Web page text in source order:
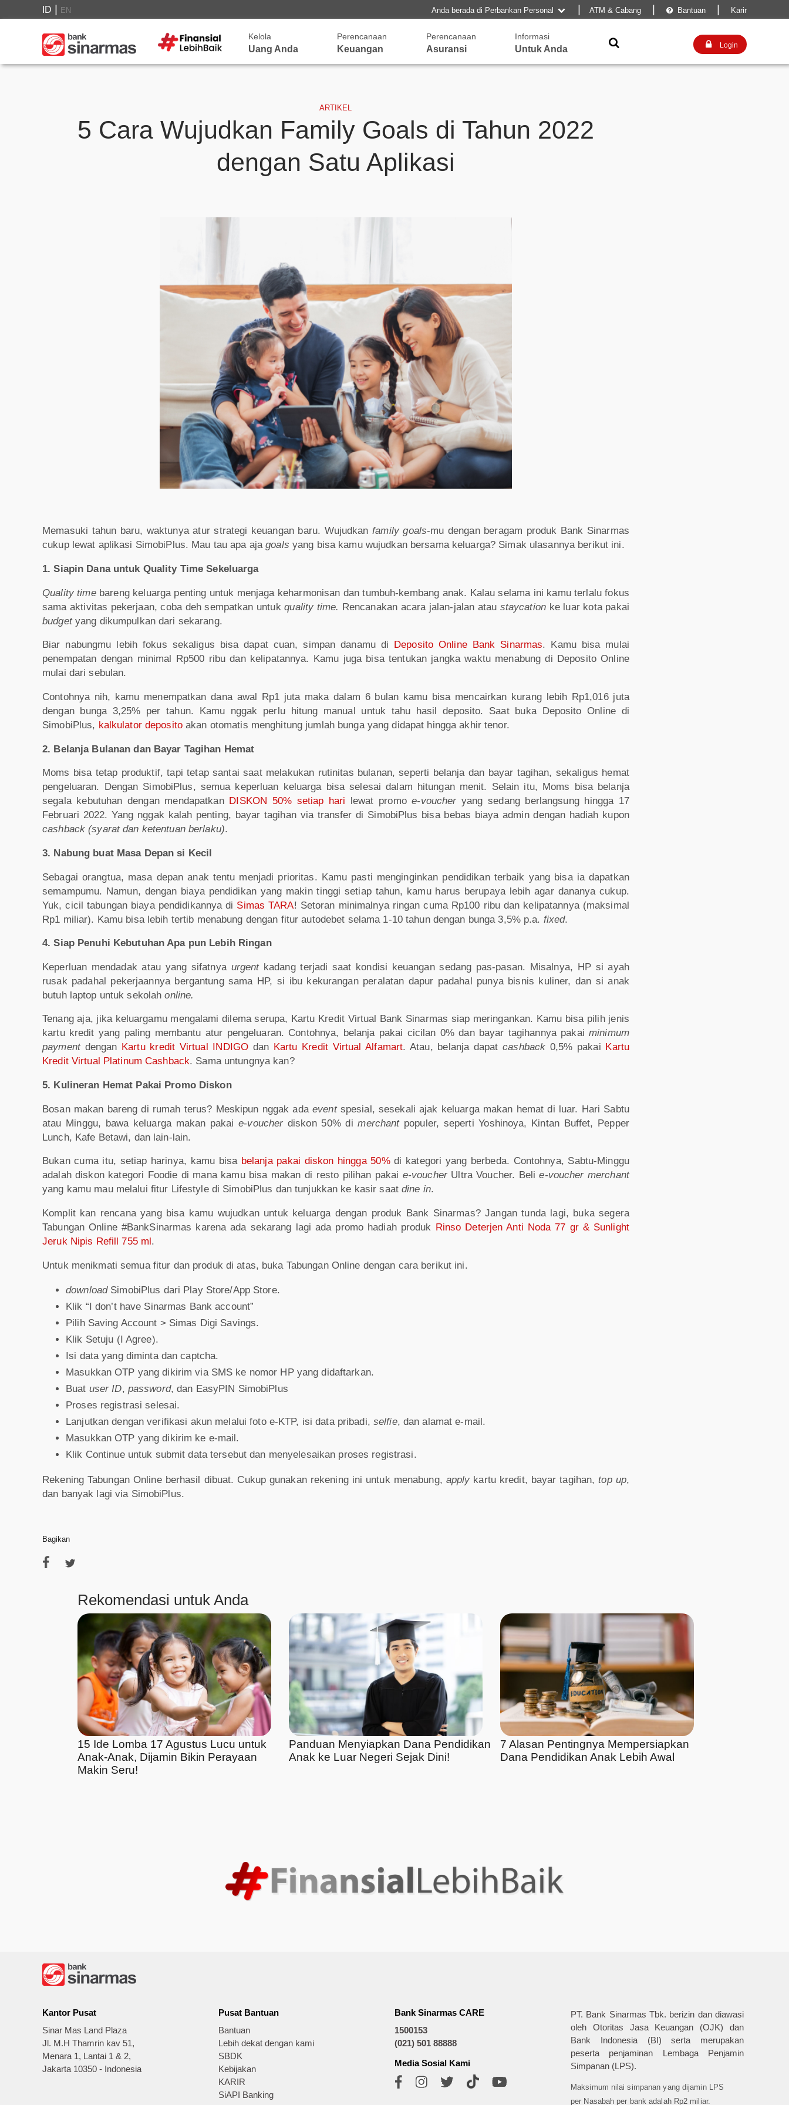
ID EN Anda berada di Perbankan Personal  |ATM & Cabang  Bantuan Karir
Kelola
Uang Anda
Perencanaan
Keuangan
Perencanaan
Asuransi
Informasi
Untuk Anda
  Login
ARTIKEL
5 Cara Wujudkan Family Goals di Tahun 2022
dengan Satu Aplikasi
Memasuki tahun baru, waktunya atur strategi keuangan baru. Wujudkanfamily goals-mu dengan beragam produk Bank Sinarmas
cukup lewat aplikasi SimobiPlus. Mau tau apa ajagoals yang bisa kamu wujudkan bersama keluarga? Simak ulasannya berikut ini.
1. Siapin Dana untuk Quality Time Sekeluarga
Quality timebareng keluarga penting untuk menjaga keharmonisan dan tumbuh-kembang anak. Kalau selama ini kamu terlalu fokus
sama aktivitas pekerjaan, coba deh sempatkan untukquality time. Rencanakan acara jalan-jalan atau staycation ke luar kota pakai
budget yang dikumpulkan dari sekarang.
Biar nabungmu lebih fokus sekaligus bisa dapat cuan, simpan danamu di Deposito Online Bank Sinarmas. Kamu bisa mulai
penempatan dengan minimal Rp500 ribu dan kelipatannya. Kamu juga bisa tentukan jangka waktu menabung di Deposito Online
mulai dari sebulan.
Contohnya nih, kamu menempatkan dana awal Rp1 juta maka dalam 6 bulan kamu bisa mencairkan kurang lebih Rp1,016 juta
dengan bunga 3,25% per tahun. Kamu nggak perlu hitung manual untuk tahu hasil deposito. Saat buka Deposito Online di
SimobiPlus, kalkulator depositoakan otomatis menghitung jumlah bunga yang didapat hingga akhir tenor.
2. Belanja Bulanan dan Bayar Tagihan Hemat
Moms bisa tetap produktif, tapi tetap santai saat melakukan rutinitas bulanan, seperti belanja dan bayar tagihan, sekaligus hemat
pengeluaran. Dengan SimobiPlus, semua keperluan keluarga bisa selesai dalam hitungan menit. Selain itu, Moms bisa belanja
segala kebutuhan dengan mendapatkan DISKON 50% setiap hari lewat promoe-voucher yang sedang berlangsung hingga 17
Februari 2022. Yang nggak kalah penting, bayar tagihan via transfer di SimobiPlus bisa bebas biaya admin dengan hadiah kupon
cashback (syarat dan ketentuan berlaku).
3. Nabung buat Masa Depan si Kecil
Sebagai orangtua, masa depan anak tentu menjadi prioritas. Kamu pasti menginginkan pendidikan terbaik yang bisa ia dapatkan
semampumu. Namun, dengan biaya pendidikan yang makin tinggi setiap tahun, kamu harus berupaya lebih agar dananya cukup.
Yuk, cicil tabungan biaya pendidikannya di Simas TARA! Setoran minimalnya ringan cuma Rp100 ribu dan kelipatannya (maksimal
Rp1 miliar). Kamu bisa lebih tertib menabung dengan fitur autodebet selama 1-10 tahun dengan bunga 3,5% p.a. fixed.
4. Siap Penuhi Kebutuhan Apa pun Lebih Ringan
Keperluan mendadak atau yang sifatnya urgentkadang terjadi saat kondisi keuangan sedang pas-pasan. Misalnya, HP si ayah
rusak padahal pekerjaannya bergantung sama HP, si ibu kekurangan peralatan dapur padahal punya bisnis kuliner, dan si anak
butuh laptop untuk sekolahonline.
Tenang aja, jika keluargamu mengalami dilema serupa, Kartu Kredit Virtual Bank Sinarmas siap meringankan. Kamu bisa pilih jenis
kartu kredit yang paling membantu atur pengeluaran. Contohnya, belanja pakai cicilan 0% dan bayar tagihannya pakaiminimum
payment dengan Kartu kredit Virtual INDIGO dan Kartu Kredit Virtual Alfamart. Atau, belanja dapatcashback 0,5% pakai Kartu
Kredit Virtual Platinum Cashback. Sama untungnya kan?
5. Kulineran Hemat Pakai Promo Diskon
Bosan makan bareng di rumah terus? Meskipun nggak adaeventspesial, sesekali ajak keluarga makan hemat di luar. Hari Sabtu
atau Minggu, bawa keluarga makan pakaie-voucher diskon 50% dimerchant populer, seperti Yoshinoya, Kintan Buffet, Pepper
Lunch, Kafe Betawi, dan lain-lain.
Bukan cuma itu, setiap harinya, kamu bisa belanja pakai diskon hingga 50%di kategori yang berbeda. Contohnya, Sabtu-Minggu
adalah diskon kategori Foodie di mana kamu bisa makan di resto pilihan pakai e-voucherUltra Voucher. Belie-voucher merchant
yang kamu mau melalui fitur Lifestyle di SimobiPlus dan tunjukkan ke kasir saat dine in.
Komplit kan rencana yang bisa kamu wujudkan untuk keluarga dengan produk Bank Sinarmas? Jangan tunda lagi, buka segera
Tabungan Online #BankSinarmas karena ada sekarang lagi ada promo hadiah produk Rinso Deterjen Anti Noda 77 gr & Sunlight
Jeruk Nipis Refill 755 ml.
Untuk menikmati semua fitur dan produk di atas, buka Tabungan Online dengan cara berikut ini.
downloadSimobiPlus dari Play Store/App Store.
Klik “I don’t have Sinarmas Bank account”
Pilih Saving Account > Simas Digi Savings.
Klik Setuju (I Agree).
Isi data yang diminta dan captcha.
Masukkan OTP yang dikirim via SMS ke nomor HP yang didaftarkan.
Buat user ID, password, dan EasyPIN SimobiPlus
Proses registrasi selesai.
Lanjutkan dengan verifikasi akun melalui foto e-KTP, isi data pribadi, selfie, dan alamat e-mail.
Masukkan OTP yang dikirim ke e-mail.
Klik Continue untuk submit data tersebut dan menyelesaikan proses registrasi.
Rekening Tabungan Online berhasil dibuat. Cukup gunakan rekening ini untuk menabung, apply kartu kredit, bayar tagihan,top up,
dan banyak lagi via SimobiPlus.
Bagikan
Rekomendasi untuk Anda
15 Ide Lomba 17 Agustus Lucu untuk
Anak-Anak, Dijamin Bikin Perayaan
Makin Seru!
Panduan Menyiapkan Dana Pendidikan
Anak ke Luar Negeri Sejak Dini!
7 Alasan Pentingnya Mempersiapkan
Dana Pendidikan Anak Lebih Awal
Kantor Pusat
Sinar Mas Land Plaza
Jl. M.H Thamrin kav 51,
Menara 1, Lantai 1 & 2,
Jakarta 10350 - Indonesia
Pusat Bantuan
Bantuan
Lebih dekat dengan kami
SBDK
Kebijakan
KARIR
SiAPI Banking
Bank Sinarmas CARE
1500153
(021) 501 88888
Media Sosial Kami
PT. Bank Sinarmas Tbk. berizin dan diawasi
oleh Otoritas Jasa Keuangan (OJK) dan
Bank Indonesia (BI) serta merupakan
peserta penjaminan Lembaga Penjamin
Simpanan (LPS).
Maksimum nilai simpanan yang dijamin LPS
per Nasabah per bank adalah Rp2 miliar.